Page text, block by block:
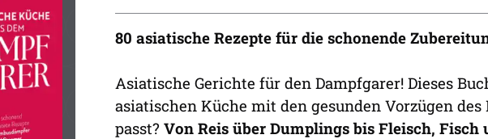
80 asiatische Rezepte für die schonende
Asiatische Gerichte für den Dampfgarer! Dieses
asiatischen Küche mit den gesunden Vorzügen
passt? Von Reis über Dumplings bis Fleisch, Fisch